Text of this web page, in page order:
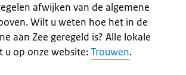
afwijken van de algemene
Wilt u weten hoe het in de
aan Zee geregeld is? Alle lokale
op onze website:Trouwen.